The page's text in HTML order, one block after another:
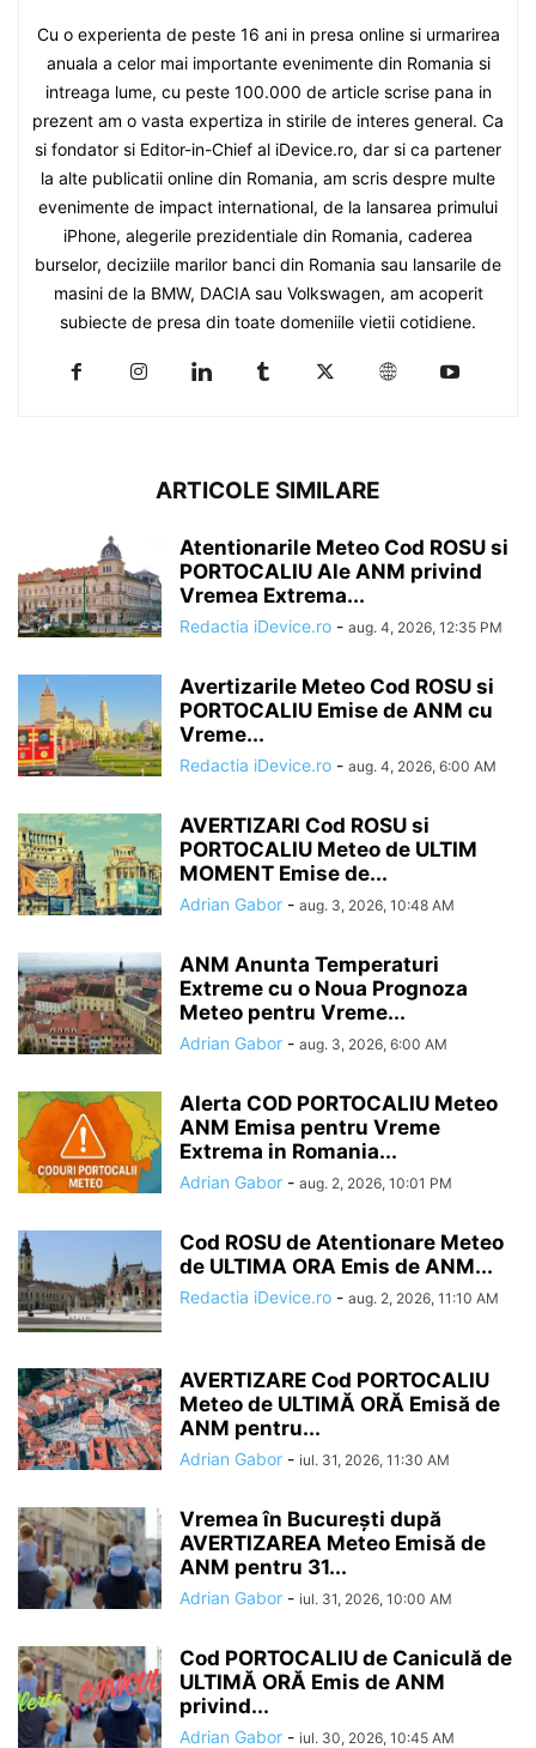
Cu o experienta de peste 16 ani in presa online si urmarirea
anuala a celor mai importante evenimente din Romania si
intreaga lume, cu peste 100.000 de article scrise pana in
prezent am o vasta expertiza in stirile de interes general. Ca
si fondator si Editor-in-Chief al iDevice.ro, dar si ca partener
la alte publicatii online din Romania, am scris despre multe
evenimente de impact international, de la lansarea primului
iPhone, alegerile prezidentiale din Romania, caderea
burselor, deciziile marilor banci din Romania sau lansarile de
masini de la BMW, DACIA sau Volkswagen, am acoperit
subiecte de presa din toate domeniile vietii cotidiene.
ARTICOLE SIMILARE
Atentionarile Meteo Cod ROSU si
PORTOCALIU Ale ANM privind
Vremea Extrema...
Redactia iDevice.ro - aug. 4, 2026, 12:35 PM
Avertizarile Meteo Cod ROSU si
PORTOCALIU Emise de ANM cu
Vreme...
Redactia iDevice.ro - aug. 4, 2026, 6:00 AM
AVERTIZARI Cod ROSU si
PORTOCALIU Meteo de ULTIM
MOMENT Emise de...
Adrian Gabor - aug. 3, 2026, 10:48 AM
ANM Anunta Temperaturi
Extreme cu o Noua Prognoza
Meteo pentru Vreme...
Adrian Gabor - aug. 3, 2026, 6:00 AM
Alerta COD PORTOCALIU Meteo
ANM Emisa pentru Vreme
Extrema in Romania...
Adrian Gabor - aug. 2, 2026, 10:01 PM
Cod ROSU de Atentionare Meteo
de ULTIMA ORA Emis de ANM...
Redactia iDevice.ro - aug. 2, 2026, 11:10 AM
AVERTIZARE Cod PORTOCALIU
Meteo de ULTIMĂ ORĂ Emisă de
ANM pentru...
Adrian Gabor - iul. 31, 2026, 11:30 AM
Vremea în București după
AVERTIZAREA Meteo Emisă de
ANM pentru 31...
Adrian Gabor - iul. 31, 2026, 10:00 AM
Cod PORTOCALIU de Caniculă de
ULTIMĂ ORĂ Emis de ANM
privind...
Adrian Gabor - iul. 30, 2026, 10:45 AM